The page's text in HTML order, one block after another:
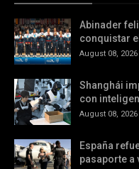
Abinader
conquistar
August 08, 2026
Shanghái
con
August 08, 2026
España
pasaporte a